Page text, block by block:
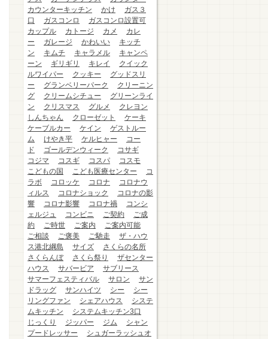
カウンターキッチン
かけ
ガス３
口
ガスコンロ
ガスコンロ設置可
カップル
カトージ カメ
カレ
ー
ガレージ かわいい
キッチ
ン
キムチ キャラメル
キャンペ
ーン
ギリギリ キレイ
クイック
ルワイパー
クッキー
グッドスリ
ー
グランベリーパーク
クリーニン
グ
クリームシチュー
グリーンライ
ン
クリスマス グルメ
クレヨン
しんちゃん
クローゼット
ケーキ
ケーブルカー
ケイン
ゲストルー
ム
けやき平 ケルヒャー
コー
ド
ゴールデンウィーク
コサギ
コジマ
コスギ コスパ
コスモ
こどもの国
こども医療センター
コ
ラボ
コロッケ コロナ
コロナウ
ィルス
コロナショック
コロナの影
響
コロナ影響 コロナ禍
コンシ
ェルジュ
コンビニ ご契約
ご成
約
ご時世 ご案内
ご案内可能
ご相談
ご褒美 ご馳走
ザ・ハウ
ス港北綱島
サイズ
さくらの名所
さくらんぼ
さくら祭り
ザセンター
ハウス
サバービア
サブリース
サマーフェスティバル
サロン
サン
ドラッグ
サンハイツ シー
シー
リングファン
シェアハウス
システ
ムキッチン
システムキッチン3口
じっくり
ジッパー ジム
シャン
プードレッサー
シュガーラッシュオ